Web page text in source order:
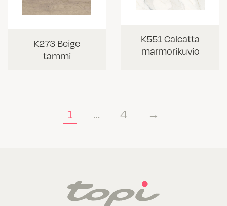
K273 Beige
tammi
K551 Calcatta
marmorikuvio
1 … 4 →